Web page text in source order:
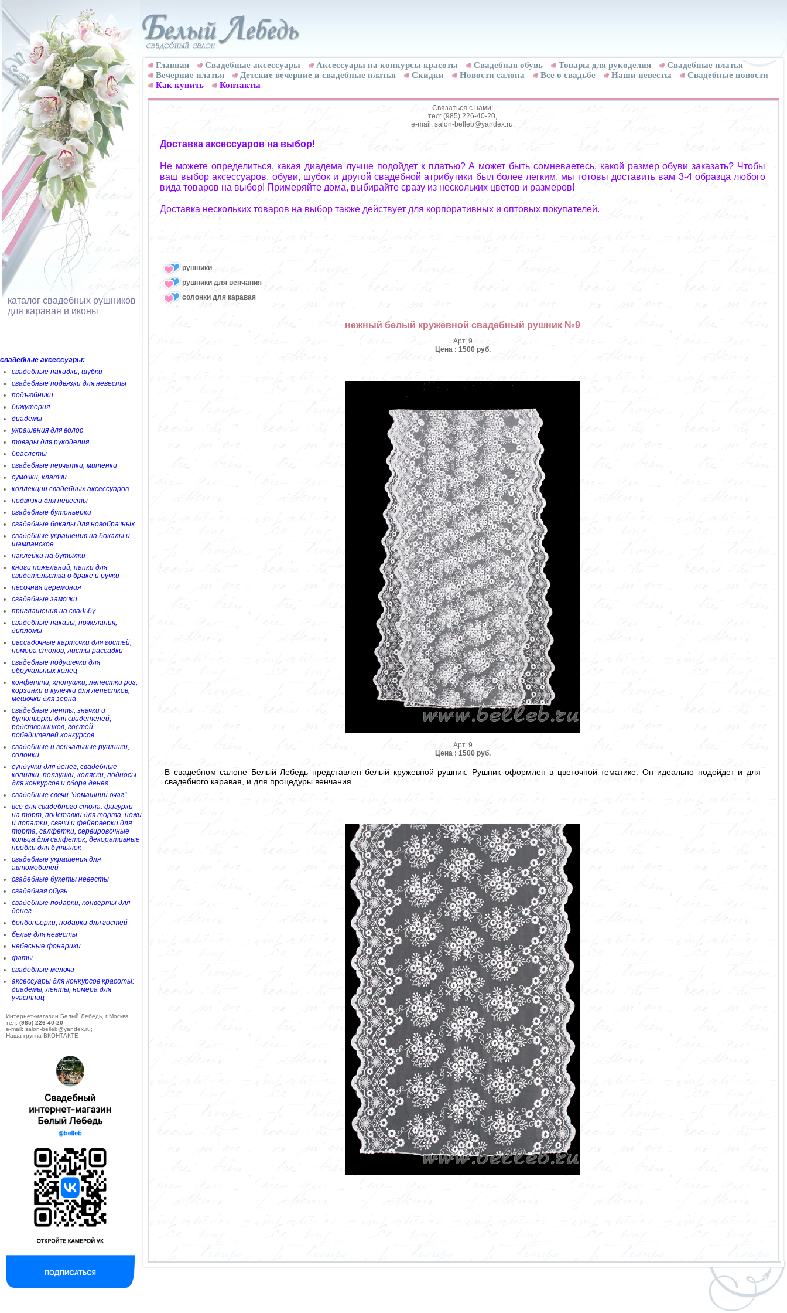
каталог свадебных рушников
для каравая и иконы
свадебные аксессуары:
свадебные накидки, шубки
свадебные подвязки для невесты
подъюбники
бижутерия
диадемы
украшения для волос
товары для рукоделия
браслеты
свадебные перчатки, митенки
сумочки, клатчи
коллекции свадебных аксессуаров
подвязки для невесты
свадебные бутоньерки
свадебные бокалы для новобрачных
свадебные украшения на бокалы и
шампанское
наклейки на бутылки
книги пожеланий, папки для
свидетельства о браке и ручки
песочная церемония
свадебные замочки
приглашения на свадьбу
свадебные наказы, пожелания,
дипломы
рассадочные карточки для гостей,
номера столов, листы рассадки
свадебные подушечки для
обручальных колец
конфетти, хлопушки, лепестки роз,
корзинки и кулечки для лепестков,
мешочки для зерна
свадебные ленты, значки и
бутоньерки для свидетелей,
родственников, гостей,
победителей конкурсов
свадебные и венчальные рушники,
солонки
сундучки для денег, свадебные
копилки, ползунки, коляски, подносы
для конкурсов и сбора денег
свадебные свечи "домашний очаг"
все для свадебного стола: фигурки
на торт, подставки для торта, ножи
и лопатки, свечи и фейерверки для
торта, салфетки, сервировочные
кольца для салфеток, декоративные
пробки для бутылок
свадебные украшения для
автомобилей
свадебные букеты невесты
свадебная обувь
свадебные подарки, конверты для
денег
бонбоньерки, подарки для гостей
белье для невесты
небесные фонарики
фаты
свадебные мелочи
аксессуары для конкурсов красоты:
диадемы, ленты, номера для
участниц
Интернет-магазин Белый Лебедь, г.Москва
тел: (985) 226-40-20
e-mail: salon-belleb@yandex.ru;
Наша группа ВКОНТАКТЕ
--------------------------
Главная Свадебные аксессуары Аксессуары на конкурсы красоты Свадебная обувь Товары для рукоделия
Cвадебные платья
Вечерние платья
Детские вечерние и свадебные платья Скидки Новости салона Все о свадьбе Наши невесты
Свадебные новости
Как купить
Контакты
Связаться с нами:
тел: (985) 226-40-20,
e-mail: salon-belleb@yandex.ru;
Доставка аксессуаров на выбор!
Не можете определиться, какая диадема лучше подойдет к платью? А может быть сомневаетесь, какой размер обуви заказать? Чтобы
ваш выбор аксессуаров, обуви, шубок и другой свадебной атрибутики был более легким, мы готовы доставить вам 3-4 образца любого
вида товаров на выбор! Примеряйте дома, выбирайте сразу из нескольких цветов и размеров!
Доставка нескольких товаров на выбор также действует для корпоративных и оптовых покупателей.
рушники
рушники для венчания
солонки для каравая
нежный белый кружевной свадебный рушник №9
Арт. 9
Цена : 1500 руб.
Арт. 9
Цена : 1500 руб.
В свадебном салоне Белый Лебедь представлен белый кружевной рушник. Рушник оформлен в цветочной тематике. Он идеально подойдет и для
свадебного каравая, и для процедуры венчания.